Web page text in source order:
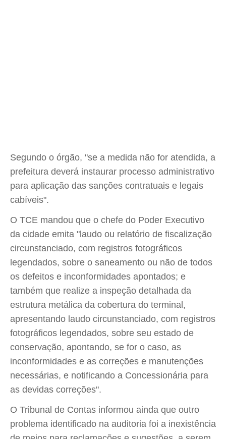
Segundo o órgão, "se a medida não for atendida, a
prefeitura deverá instaurar processo administrativo
para aplicação das sanções contratuais e legais
cabíveis".
O TCE mandou que o chefe do Poder Executivo
da cidade emita "laudo ou relatório de fiscalização
circunstanciado, com registros fotográficos
legendados, sobre o saneamento ou não de todos
os defeitos e inconformidades apontados; e
também que realize a inspeção detalhada da
estrutura metálica da cobertura do terminal,
apresentando laudo circunstanciado, com registros
fotográficos legendados, sobre seu estado de
conservação, apontando, se for o caso, as
inconformidades e as correções e manutenções
necessárias, e notificando a Concessionária para
as devidas correções".
O Tribunal de Contas informou ainda que outro
problema identificado na auditoria foi a inexistência